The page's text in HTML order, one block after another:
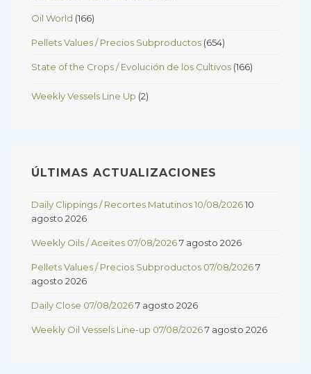
Oil World (166)
Pellets Values / Precios Subproductos (654)
State of the Crops / Evolución de los Cultivos (166)
Weekly Vessels Line Up (2)
ÚLTIMAS ACTUALIZACIONES
Daily Clippings / Recortes Matutinos 10/08/202610
agosto 2026
Weekly Oils / Aceites 07/08/20267 agosto 2026
Pellets Values / Precios Subproductos 07/08/20267
agosto 2026
Daily Close 07/08/20267 agosto 2026
Weekly Oil Vessels Line-up 07/08/20267 agosto 2026